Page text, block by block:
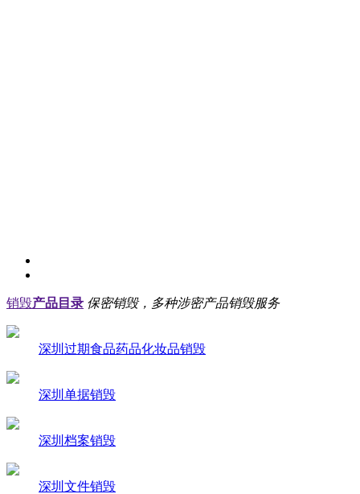
销毁产品目录 保密销毁，多种涉密产品销毁服务
深圳过期食品药品化妆品销毁
深圳单据销毁
深圳档案销毁
深圳文件销毁